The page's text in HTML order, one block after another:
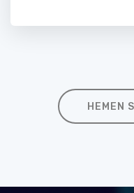
HEMEN